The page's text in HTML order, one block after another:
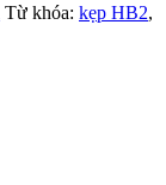
Từ khóa: kẹp HB2,